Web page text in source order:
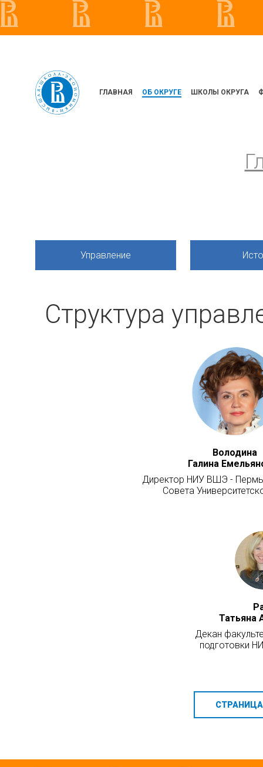
ГЛАВНАЯ ОБ ОКРУГЕ ШКОЛЫ ОКРУГА
Управление
Структура
Володина
Галина
Директор НИУ ВШЭ -
Совета
Татьяна
Декан
подготовки